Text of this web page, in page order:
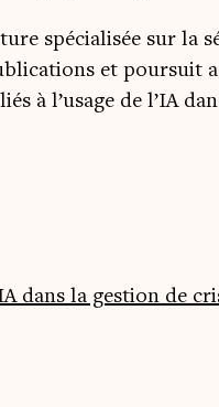
spécialisée sur la
et poursuit
à l’usage de l’IA
dans la gestion de